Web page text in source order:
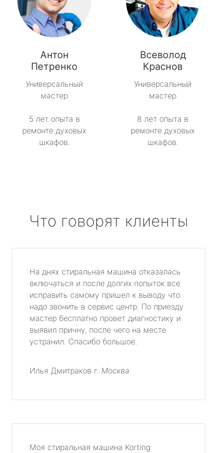
Антон
Петренко
Универсальный
мастер
5 лет опыта в
ремонте духовых
шкафов.
Всеволод
Краснов
Универсальный
мастер
8 лет опыта в
ремонте духовых
шкафов.
Что говорят клиенты
На днях стиральная машина отказалась
включаться и после долгих попыток все
исправить самому пришел к выводу что
надо звонить в сервис центр. По приезду
мастер бесплатно провет диагностику и
выявил причну, после чего на месте
устранил. Спасибо большое.
Илья Дмитраков г. Москва
Моя стиральная машина Korting